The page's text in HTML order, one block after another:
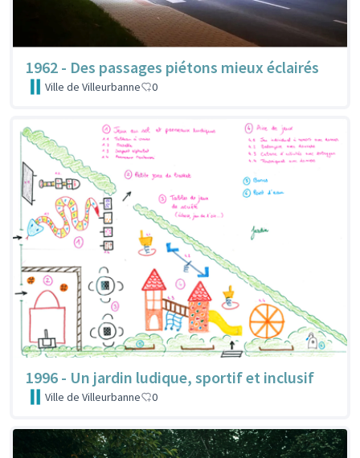
1962 - Des passages piétons mieux éclairés
Ville de Villeurbanne 0
1996 - Un jardin ludique, sportif et inclusif
Ville de Villeurbanne 0